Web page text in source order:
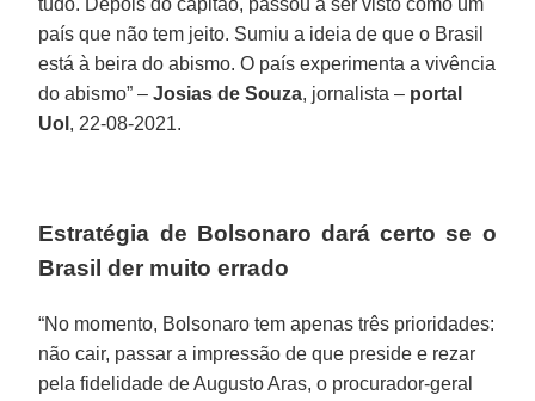
país que não tem jeito. Sumiu a ideia de que o Brasil
está à beira do abismo. O país experimenta a vivência
do abismo” –Josias de Souza, jornalista – portal
Uol , 22-08-2021.
Estratégia de Bolsonaro dará certo se o
Brasil der muito errado
“No momento, Bolsonaro tem apenas três prioridades:
não cair, passar a impressão de que preside e rezar
pela fidelidade de Augusto Aras, o procurador-geral